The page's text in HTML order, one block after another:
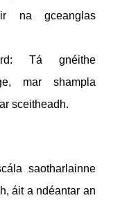
na gceanglas
Tá gnéithe
mar shampla
sceitheadh.
saotharlainne
áit a ndéantar an